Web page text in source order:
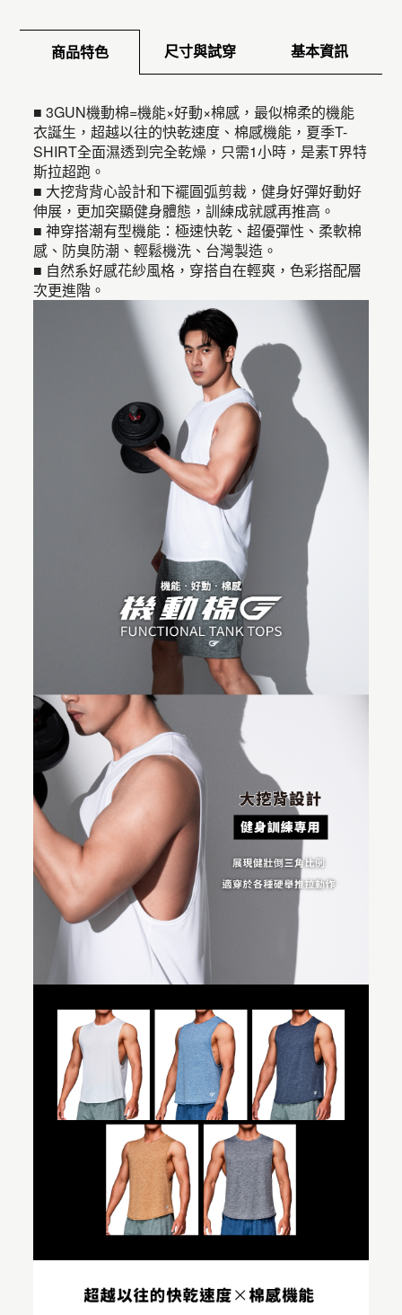
商品特色 尺寸與試穿 基本資訊
■ 3GUN機動棉=機能×好動×棉感，最似棉柔的機能
衣誕生，超越以往的快乾速度、棉感機能，夏季T-
SHIRT全面濕透到完全乾燥，只需1小時，是素T界特
斯拉超跑。
■ 大挖背背心設計和下襬圓弧剪裁，健身好彈好動好
伸展，更加突顯健身體態，訓練成就感再推高。
■ 神穿搭潮有型機能：極速快乾、超優彈性、柔軟棉
感、防臭防潮、輕鬆機洗、台灣製造。
■ 自然系好感花紗風格，穿搭自在輕爽，色彩搭配層
次更進階。